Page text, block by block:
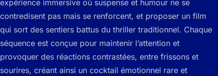
expérience immersive où suspense et humour ne se
contredisent pas mais se renforcent, et proposer un film
qui sort des sentiers battus du thriller traditionnel. Chaque
séquence est conçue pour maintenir l’attention et
provoquer des réactions contrastées, entre frissons et
sourires, créant ainsi un cocktail émotionnel rare et